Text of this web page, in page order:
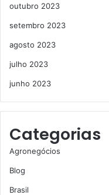
outubro 2023
setembro 2023
agosto 2023
julho 2023
junho 2023
Categorias
Agronegócios
Blog
Brasil